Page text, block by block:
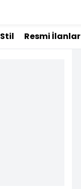
Stil Resmi İlanlar